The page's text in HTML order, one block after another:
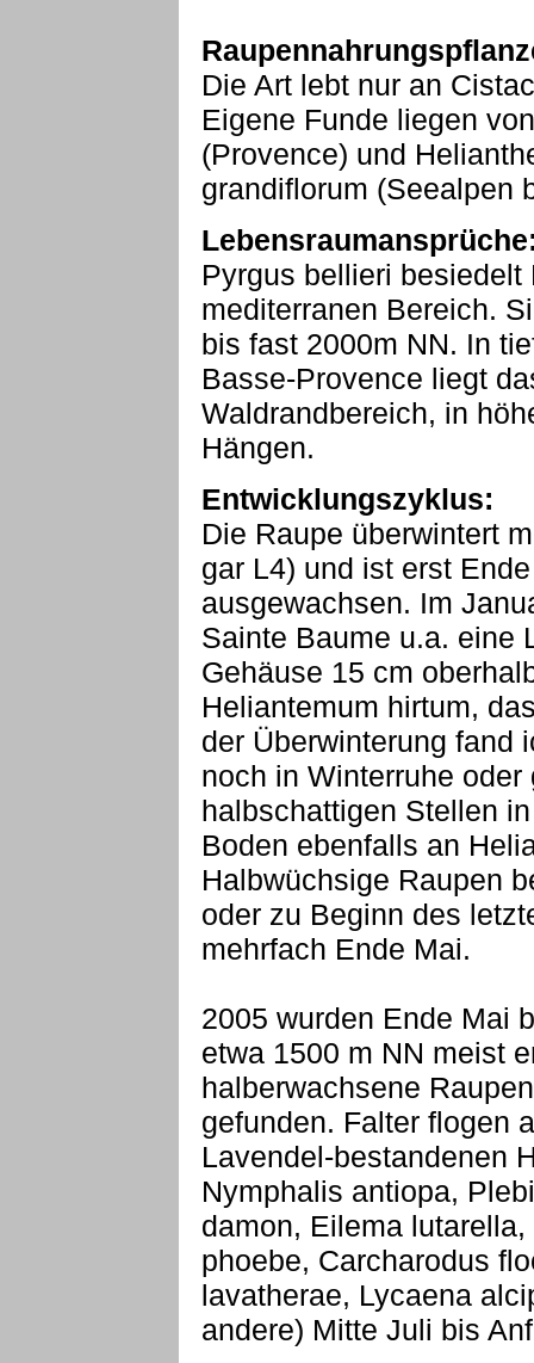
Die Art lebt nur an
Eigene Funde liegen
(Provence) und
grandiflorum (Seealpen
Pyrgus bellieri
mediterranen Bereich.
bis fast 2000m NN. In
Basse-Provence liegt
Waldrandbereich, in
Hängen.
Entwicklungszyklus:
Die Raupe überwintert
gar L4) und ist erst
ausgewachsen. Im
Sainte Baume u.a. eine
Gehäuse 15 cm
Heliantemum hirtum,
der Überwinterung fand
noch in Winterruhe
halbschattigen Stellen
Boden ebenfalls an
Halbwüchsige Raupen
oder zu Beginn des
mehrfach Ende Mai.
2005 wurden Ende Mai
etwa 1500 m NN meist
halberwachsene
gefunden. Falter flogen
Lavendel-bestandenen
Nymphalis antiopa,
damon, Eilema
phoebe, Carcharodus
lavatherae, Lycaena
andere) Mitte Juli bis